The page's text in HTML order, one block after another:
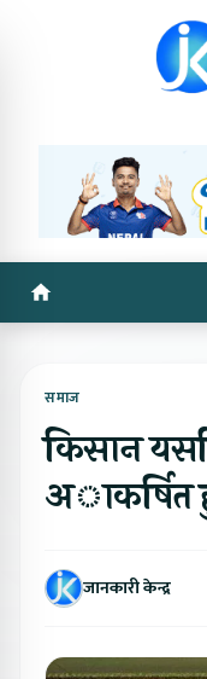
समाज
किसान
अाकर्षित
जानकारी केन्द्र